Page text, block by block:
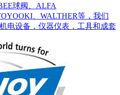
球阀、ALFA
、WALTHER等，我们
电设备，仪器仪表，工具和成套